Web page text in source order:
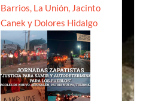
Barrios, La Unión, Jacinto
Canek y Dolores Hidalgo